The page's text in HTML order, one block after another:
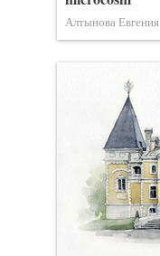
Алтынова Евгения